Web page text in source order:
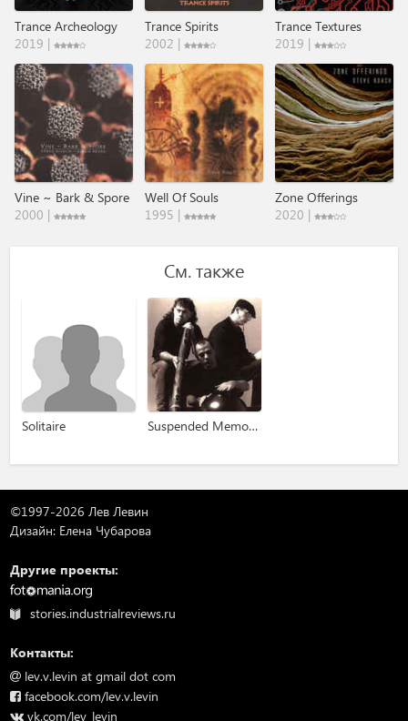
Trance Archeology
2019 |
Trance Spirits
2002 |
Trance Textures
2019 |
Vine ~ Bark & Spore
2000 |
Well Of Souls
1995 |
Zone Offerings
2020 |
См. также
Solitaire Suspended Memories
©1997-2026 Лев Левин
Дизайн: Елена Чубарова
Другие проекты:
stories.industrialreviews.ru
Контакты:
lev.v.levin at gmail dot com
facebook.com/lev.v.levin
vk.com/lev_levin